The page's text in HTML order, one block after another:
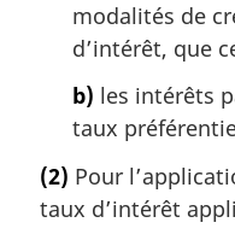
modalités de
d’intérêt, que
b) les intérêts
taux
(2) Pour
taux d’intérêt